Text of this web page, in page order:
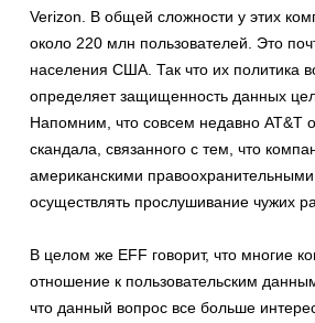
Verizon. В общей сложности у этих
около 220 млн пользователей. Это
населения США. Так что их политика
определяет защищенность данных
Напомним, что совсем недавно AT&T
скандала, связанного с тем, что
американскими
осуществлять прослушивание чужих
В целом же EFF говорит, что многие
отношение к пользовательским
что данный вопрос все больше